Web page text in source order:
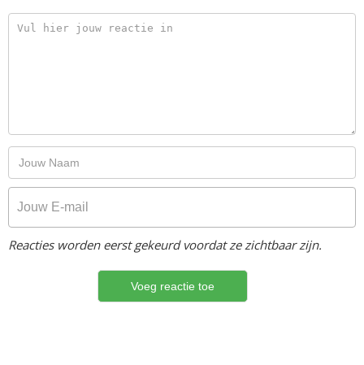
Reacties worden eerst gekeurd voordat ze zichtbaar zijn.